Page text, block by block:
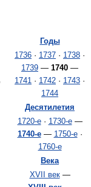
Годы
1736 · 1737 · 1738 ·
1739 — 1740 —
1741 · 1742 · 1743 ·
1744
Десятилетия
1720-е· 1730-е—
1740-е— 1750-е·
1760-е
Века
XVII век—